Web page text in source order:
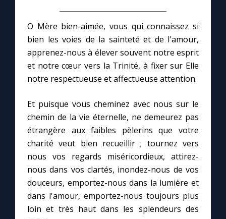
L'Évangile chaque jour
Les premiers samedis du mois
Me consacrer à Jésus par Marie
Mes intentions de prière
Une Minute avec Marie
Une neuvaine
O Mère bien-aimée, vous qui connaissez si
bien les voies de la sainteté et de l'amour,
apprenez-nous à élever souvent notre esprit
et notre cœur vers la Trinité, à fixer sur Elle
notre respectueuse et affectueuse attention.
Et puisque vous cheminez avec nous sur le
chemin de la vie éternelle, ne demeurez pas
étrangère aux faibles pèlerins que votre
charité veut bien recueillir ; tournez vers
nous vos regards miséricordieux, attirez-
nous dans vos clartés, inondez-nous de vos
douceurs, emportez-nous dans la lumière et
dans l'amour, emportez-nous toujours plus
loin et très haut dans les splendeurs des